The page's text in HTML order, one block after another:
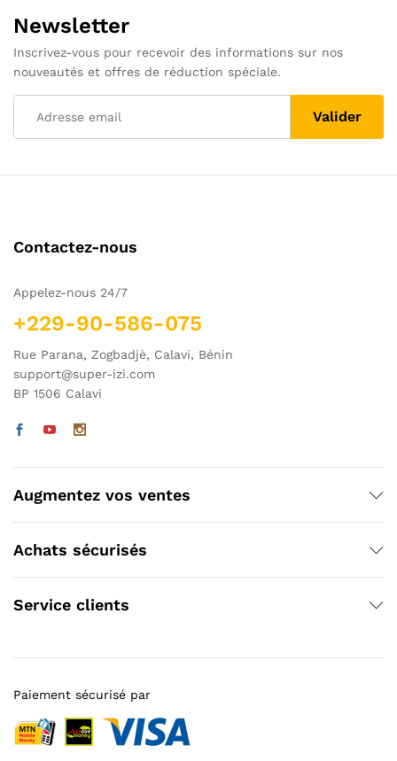
Newsletter
Inscrivez-vous pour recevoir des informations sur nos
nouveautés et offres de réduction spéciale.
Contactez-nous
Appelez-nous 24/7
+229-90-586-075
Rue Parana, Zogbadjè, Calavi, Bénin
support@super-izi.com
BP 1506 Calavi
Augmentez vos ventes
Achats sécurisés
Service clients
Paiement sécurisé par